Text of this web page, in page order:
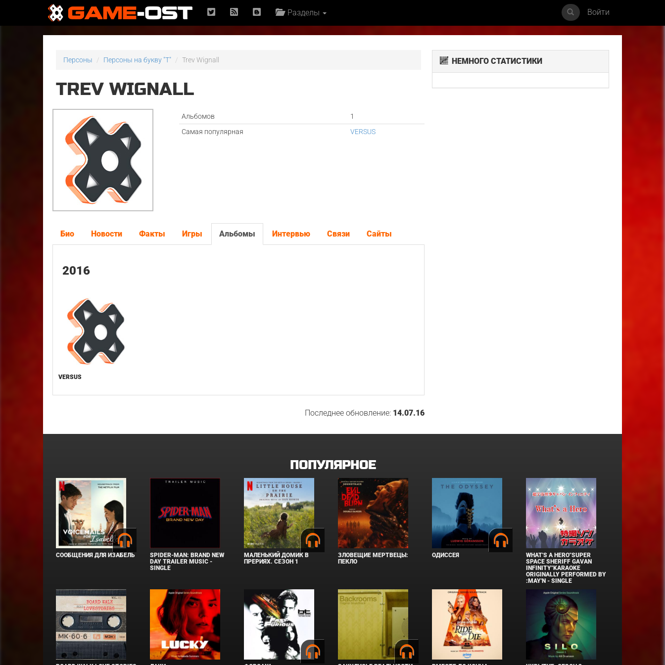
Разделы Войти
Персоны Персоны на букву "T" Trev Wignall
TREV WIGNALL
Альбомов
1
Самая популярная
VERSUS
Био Новости Факты Игры Альбомы Интервью Связи Сайты
2016
VERSUS
Последнее обновление: 14.07.16
НЕМНОГО СТАТИСТИКИ
ПОПУЛЯРНОЕ
СООБЩЕНИЯ ДЛЯ ИЗАБЕЛЬ
SPIDER-MAN: BRAND NEW
DAY TRAILER MUSIC -
SINGLE
МАЛЕНЬКИЙ ДОМИК В
ПРЕРИЯХ. СЕЗОН 1
ЗЛОВЕЩИЕ МЕРТВЕЦЫ:
ПЕКЛО
ОДИССЕЯ
WHAT'S A HERO"SUPER
SPACE SHERIFF GAVAN
INFINITY"KARAOKE
ORIGINALLY PERFORMED BY
:MAY'N - SINGLE